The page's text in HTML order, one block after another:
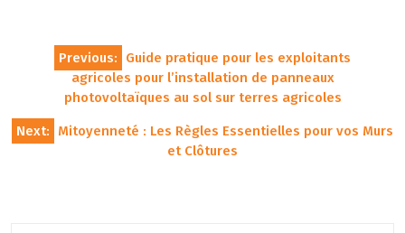
Navigation
l’article
Previous:
Guide pratique pour les exploitants
agricoles pour l’installation de panneaux
photovoltaïques au sol sur terres agricoles
Next:
Mitoyenneté : Les Règles Essentielles pour vos Murs
et Clôtures